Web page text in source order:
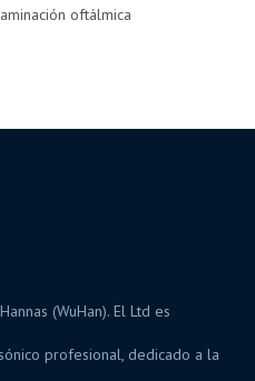
oftálmica
(WuHan). El Ltd es
profesional, dedicado a la